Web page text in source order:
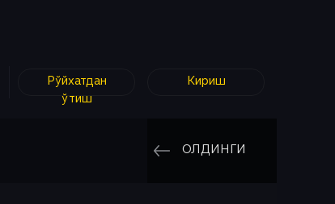
Рўйхатдан
ўтиш
Кириш
ОЛДИНГИ